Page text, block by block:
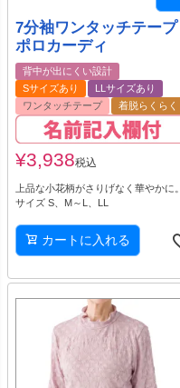
7分袖ワンタッチテープ
ポロカーディ
背中が出にくい設計
Sサイズあり
LLサイズあり
ワンタッチテープ
着脱らくらく
¥3,938税込
上品な小花柄がさりげなく華やかに。
サイズ S、M～L、LL
カートに入れる